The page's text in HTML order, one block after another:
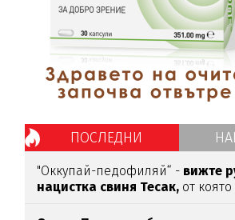
ПОСЛЕДНИ
"Оккупай-педофиляй“ - вижте
нацистка свиня Тесак, от